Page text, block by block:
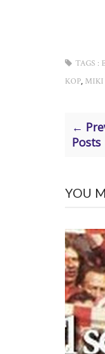
TAGS :
KOP, MIKI
←
Posts
YOU